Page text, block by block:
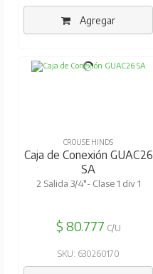
Agregar
CROUSE HINDS
Caja de Conexión GUAC26
SA
2 Salida 3/4"- Clase 1 div 1
$ 80.777 C/U
SKU: 630260170